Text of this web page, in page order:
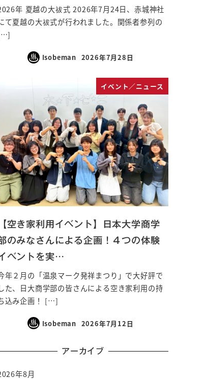
年 夏越の大祓式 2026年7月24日、赤城神社
て夏越の大祓式が行われました。関係者参列の
Isobeman 2026年7月28日
イベント／ニュース
【空き家利用イベント】日本大学商学
のみなさんによる企画！４つの体験
ベントを実…
年２月の「温泉マーク発祥まつり」で大好評で
た、日大商学部の皆さんによる空き家利用の持
込み企画！ […]
Isobeman 2026年7月12日
アーカイブ
年8月